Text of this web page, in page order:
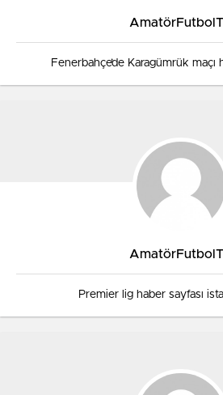
Fenerbahçe’de Karagümrük maçı
Premier lig haber sayfası